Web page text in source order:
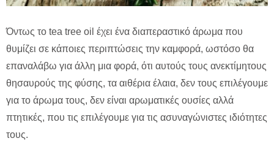
Όντως το tea tree oil έχει ένα διαπεραστικό άρωμα που
θυμίζει σε κάποιες περιπτώσεις την καμφορά, ωστόσο θα
επαναλάβω για άλλη μια φορά, ότι αυτούς τους ανεκτίμητους
θησαυρούς της φύσης, τα αιθέρια έλαια, δεν τους επιλέγουμε
για το άρωμα τους, δεν είναι αρωματικές ουσίες αλλά
πτητικές, που τις επιλέγουμε για τις ασυναγώνιστες ιδιότητες
τους.